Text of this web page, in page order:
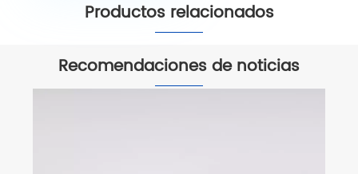
Productos relacionados
Recomendaciones de noticias